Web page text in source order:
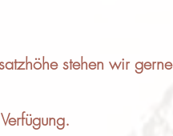
stehen wir gerne